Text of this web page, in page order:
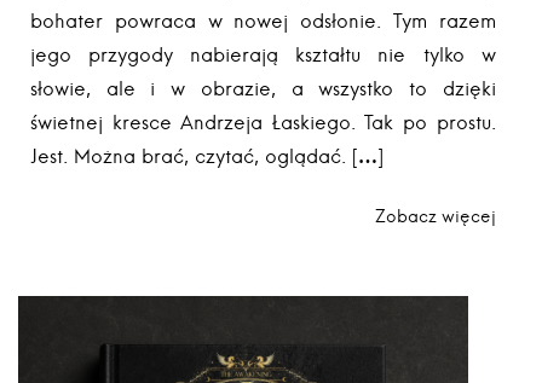
bohater powraca w nowej odsłonie. Tym razem
jego przygody nabierają kształtu nie tylko w
słowie, ale i w obrazie, a wszystko to dzięki
świetnej kresce Andrzeja Łaskiego. Tak po prostu.
Jest. Można brać, czytać, oglądać. […]
Zobacz więcej